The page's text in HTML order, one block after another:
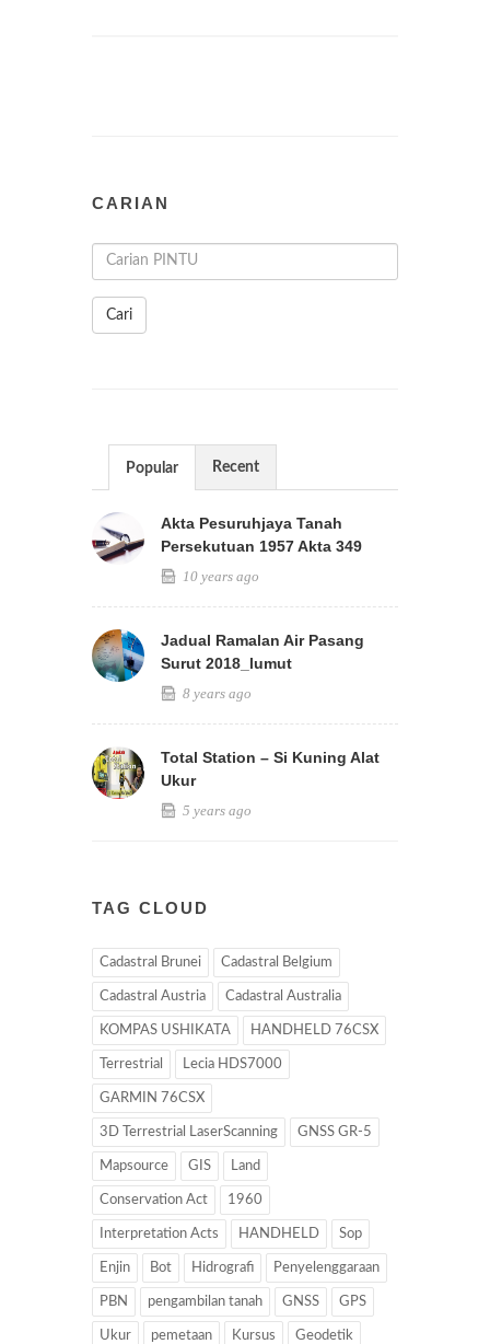
CARIAN
Cari
Popular Recent
Akta Pesuruhjaya Tanah
Persekutuan 1957 Akta 349
10 years ago
Jadual Ramalan Air Pasang
Surut 2018_lumut
8 years ago
Total Station – Si Kuning Alat
Ukur
5 years ago
TAG CLOUD
Cadastral Brunei Cadastral Belgium
Cadastral Austria Cadastral Australia
KOMPAS USHIKATA HANDHELD 76CSX
Terrestrial Lecia HDS7000
GARMIN 76CSX
3D Terrestrial LaserScanning GNSS GR-5
Mapsource GIS Land
Conservation Act 1960
Interpretation Acts HANDHELD Sop
Enjin Bot Hidrografi Penyelenggaraan
PBN pengambilan tanah GNSS GPS
Ukur pemetaan Kursus Geodetik